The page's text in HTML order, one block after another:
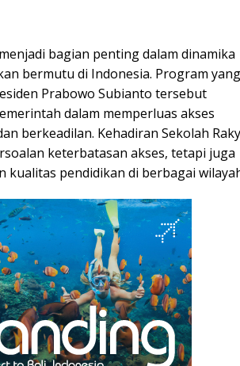
bagian penting dalam dinamika
bermutu di Indonesia. Program
Prabowo Subianto tersebut
dalam memperluas akses
berkeadilan. Kehadiran Sekolah
keterbatasan akses, tetapi juga
kualitas pendidikan di berbagai